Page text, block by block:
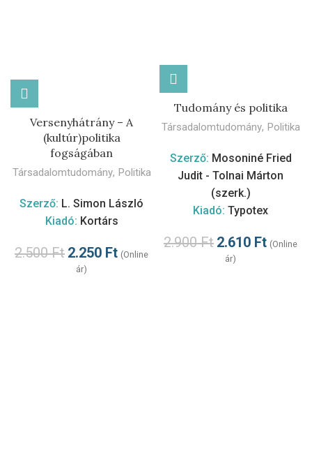
Versenyhátrány – A
(kultúr)politika
fogságában
Társadalomtudomány, Politika
Szerző: L. Simon László
Kiadó: Kortárs
2.500Ft 2.250 Ft (Online
ár)
Tudomány és politika
Társadalomtudomány, Politika
Szerző: Mosoniné Fried
Judit - Tolnai Márton
(szerk.)
Kiadó: Typotex
2.900Ft 2.610 Ft (Online
ár)